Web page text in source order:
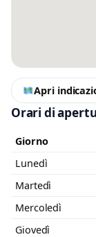
Apri
Orari di
Giorno
Lunedì
Martedì
Mercoledì
Giovedì
Accetto
0 / 2000